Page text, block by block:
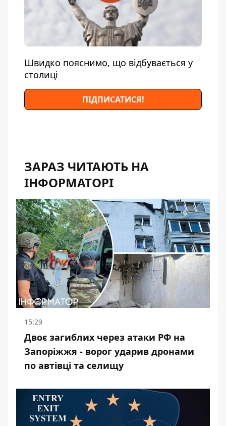
Швидко пояснимо, що відбувається у
столиці
ПІДПИСАТИСЯ!
ЗАРАЗ ЧИТАЮТЬ НА
ІНФОРМАТОРІ
15:29
Двоє загиблих через атаки РФ на
Запоріжжя - ворог ударив дронами
по автівці та селищу